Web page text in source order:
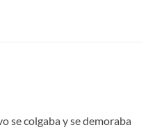
se colgaba y se demoraba